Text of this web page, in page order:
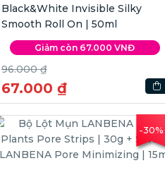
Black&White Invisible Silky
Smooth Roll On | 50ml
Giảm còn 67.000 VNĐ
96.000 ₫
67.000 ₫
-30%